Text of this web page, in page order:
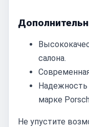
салона.
Надежность
марке
Не упустите